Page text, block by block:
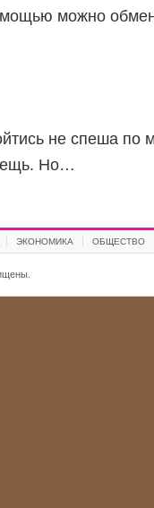
можно
не спеша по
Но…
ЭКОНОМИКА ОБЩЕСТВО